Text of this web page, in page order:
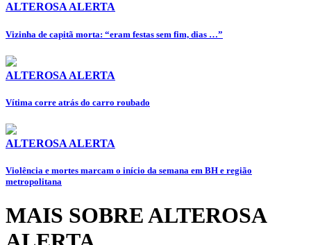
ALTEROSA ALERTA
Vizinha de capitã morta: “eram festas sem fim, dias …”
ALTEROSA ALERTA
Vítima corre atrás do carro roubado
ALTEROSA ALERTA
Violência e mortes marcam o início da semana em BH e região
metropolitana
MAIS SOBRE ALTEROSA